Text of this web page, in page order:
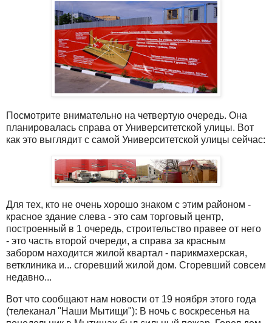
Посмотрите внимательно на четвертую очередь. Она
планировалась справа от Университетской улицы. Вот
как это выглядит с самой Университетской улицы сейчас:
Для тех, кто не очень хорошо знаком с этим районом -
красное здание слева - это сам торговый центр,
построенный в 1 очередь, строительство правее от него
- это часть второй очереди, а справа за красным
забором находится жилой квартал - парикмахерская,
ветклиника и... сгоревший жилой дом. Сгоревший совсем
недавно...
Вот что сообщают нам новости от 19 ноября этого года
(телеканал "Наши Мытищи"): В ночь с воскресенья на